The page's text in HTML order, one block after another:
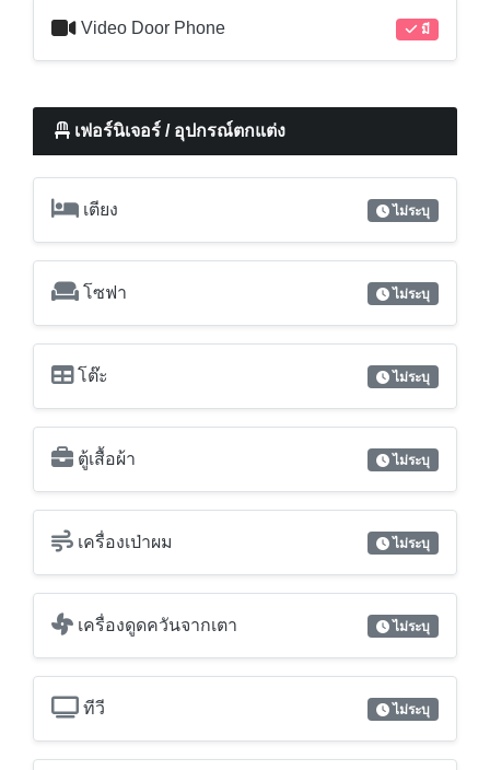
Video Door Phone มี
เฟอร์นิเจอร์ / อุปกรณ์ตกแต่ง
เตียง ไม่ระบุ
โซฟา ไม่ระบุ
โต๊ะ ไม่ระบุ
ตู้เสื้อผ้า ไม่ระบุ
เครื่องเป่าผม ไม่ระบุ
เครื่องดูดควันจากเตา ไม่ระบุ
ทีวี ไม่ระบุ